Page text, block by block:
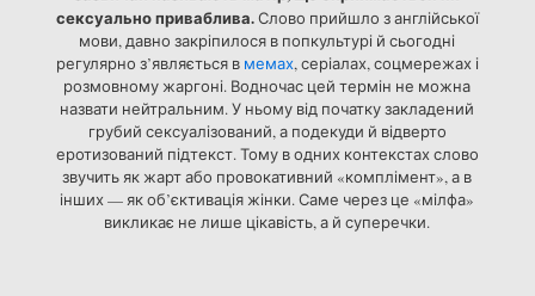
сексуально приваблива.Слово прийшло з англійської
мови, давно закріпилося в попкультурі й сьогодні
регулярно з’являється в мемах, серіалах, соцмережах і
розмовному жаргоні. Водночас цей термін не можна
назвати нейтральним. У ньому від початку закладений
грубий сексуалізований, а подекуди й відверто
еротизований підтекст. Тому в одних контекстах слово
звучить як жарт або провокативний «комплімент», а в
інших — як об’єктивація жінки. Саме через це «мілфа»
викликає не лише цікавість, а й суперечки.